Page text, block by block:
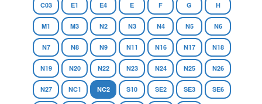
C03 E1 E4 E F G H
M1 M3 N2 N3 N4 N5 N6
N7 N8 N9 N11 N16 N17 N18
N19 N20 N22 N23 N24 N25 N26
N27 NC1 NC2 S10 SE2 SE3 SE6